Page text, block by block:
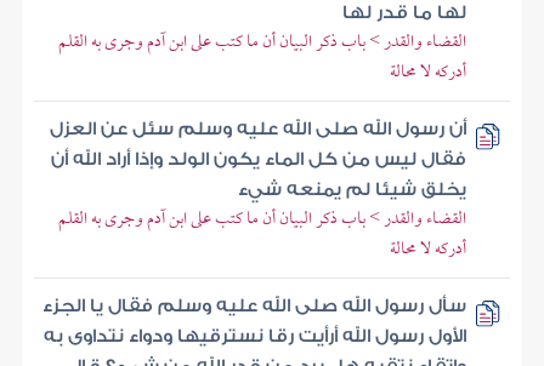
لها ما قدر لها
القضاء والقدر > باب ذكر البيان أن ما كتب على ابن آدم وجرى به القلم
أدركه لا محالة
أن رسول الله صلى الله عليه وسلم سئل عن العزل
فقال ليس من كل الماء يكون الولد وإذا أراد الله أن
يخلق شيئا لم يمنعه شيء
القضاء والقدر > باب ذكر البيان أن ما كتب على ابن آدم وجرى به القلم
أدركه لا محالة
سأل رسول الله صلى الله عليه وسلم فقال يا الجزء
الأول رسول الله أرأيت رقا نسترقيها ودواء نتداوى به